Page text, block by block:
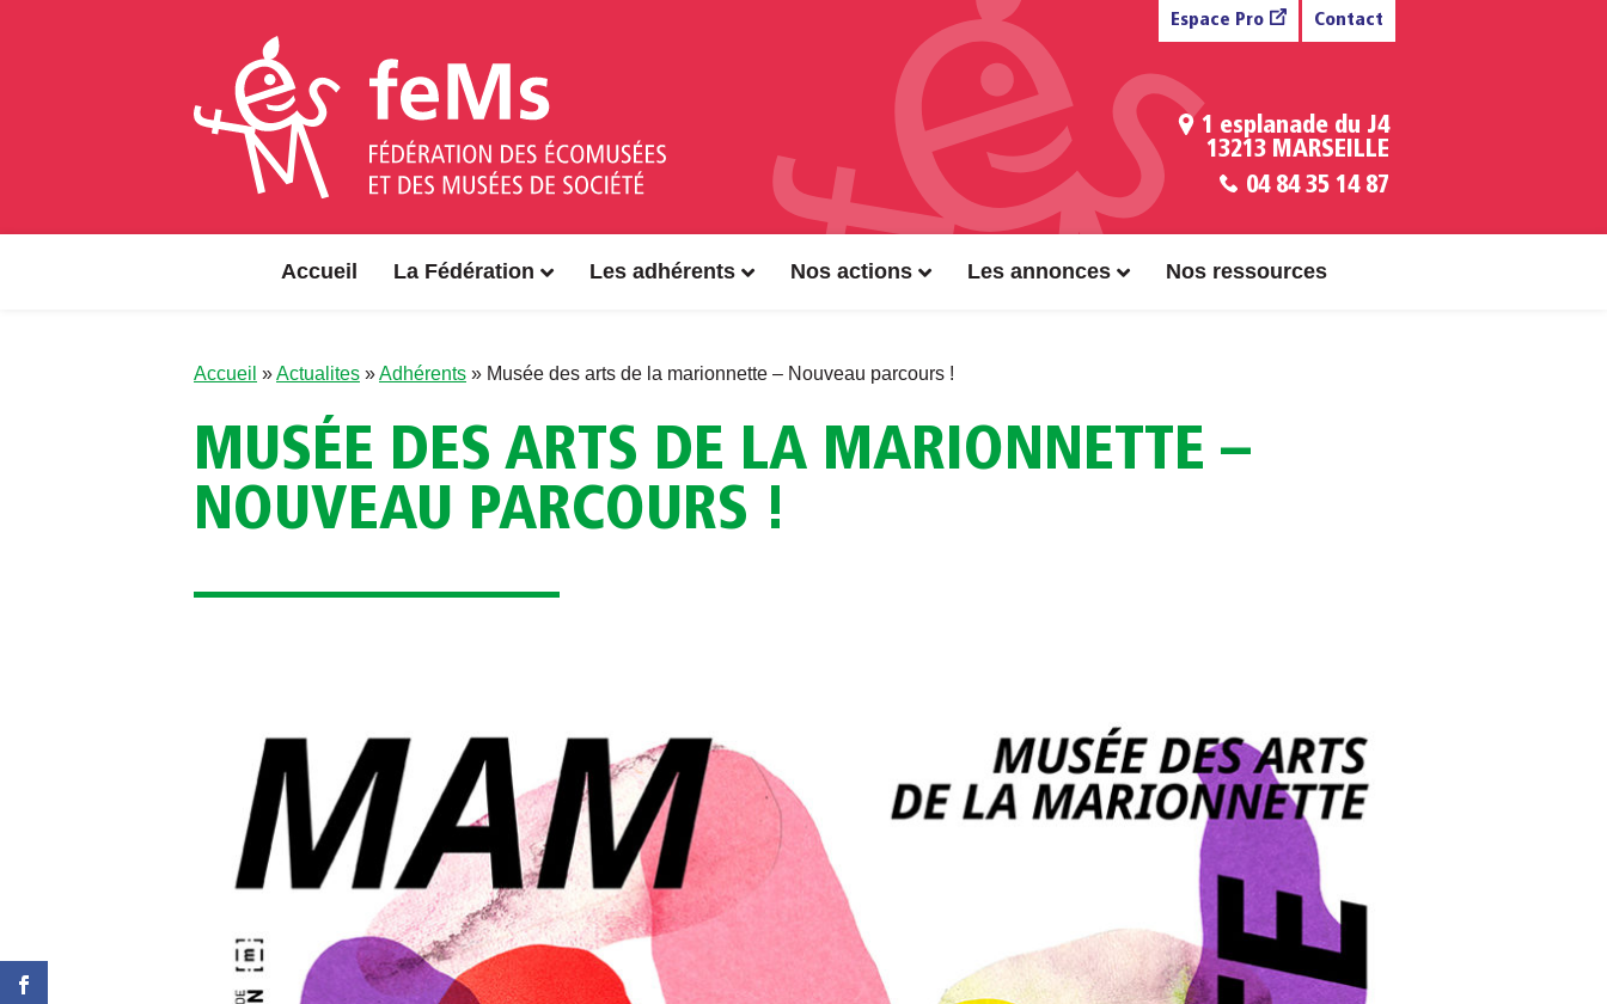
Espace Pro Contact
1 esplanade du J4
13213 MARSEILLE
04 84 35 14 87
Accueil La Fédération Les adhérents Nos actions Les annonces Nos ressources
Accueil »Actualites »Adhérents » Musée des arts de la marionnette – Nouveau parcours !
MUSÉE DES ARTS DE LA MARIONNETTE –
NOUVEAU PARCOURS !